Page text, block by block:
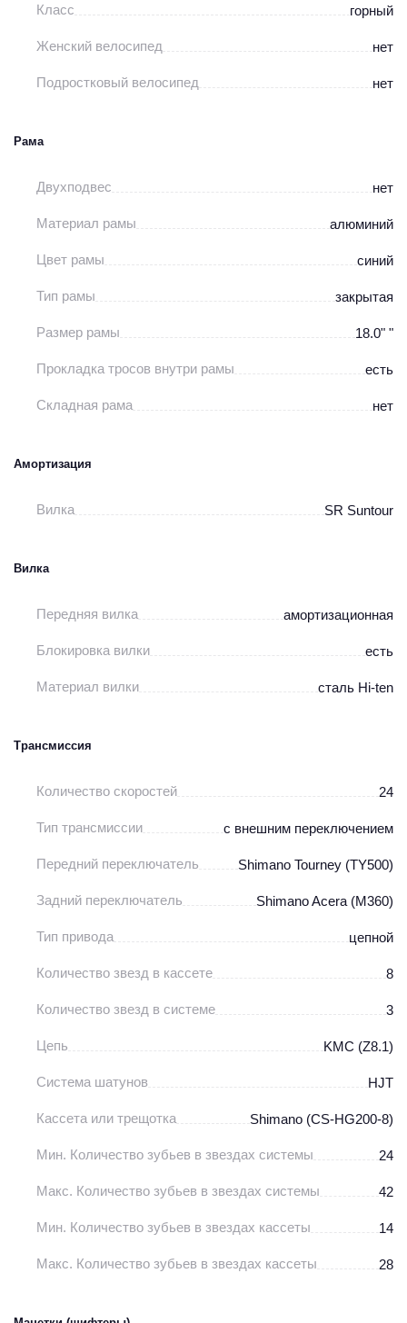
Класс горный
Женский велосипед нет
Подростковый велосипед нет
Рама
Двухподвес нет
Материал рамы алюминий
Цвет рамы синий
Тип рамы закрытая
Размер рамы 18.0" "
Прокладка тросов внутри рамы есть
Складная рама нет
Амортизация
Вилка SR Suntour
Вилка
Передняя вилка амортизационная
Блокировка вилки есть
Материал вилки сталь Hi-ten
Трансмиссия
Количество скоростей 24
Тип трансмиссии с внешним переключением
Передний переключатель Shimano Tourney (TY500)
Задний переключатель Shimano Acera (M360)
Тип привода цепной
Количество звезд в кассете 8
Количество звезд в системе 3
Цепь KMC (Z8.1)
Система шатунов HJT
Кассета или трещотка Shimano (CS-HG200-8)
Мин. Количество зубьев в звездах системы 24
Макс. Количество зубьев в звездах системы 42
Мин. Количество зубьев в звездах кассеты 14
Макс. Количество зубьев в звездах кассеты 28